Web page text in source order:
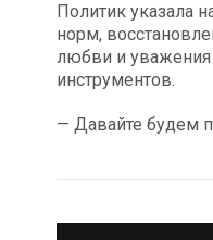
Политик указала
норм,
любви и уважения
инструментов.
— Давайте будем